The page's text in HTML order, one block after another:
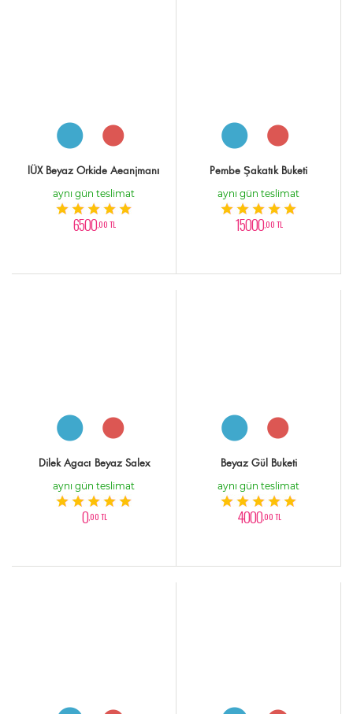
lÜX Beyaz Orkide Aeanjmanı
aynı gün teslimat
6500,00 TL
Pembe Şakatık Buketi
aynı gün teslimat
15000,00 TL
Dilek Agacı Beyaz Salex
aynı gün teslimat
0,00 TL
Beyaz Gül Buketi
aynı gün teslimat
4000,00 TL